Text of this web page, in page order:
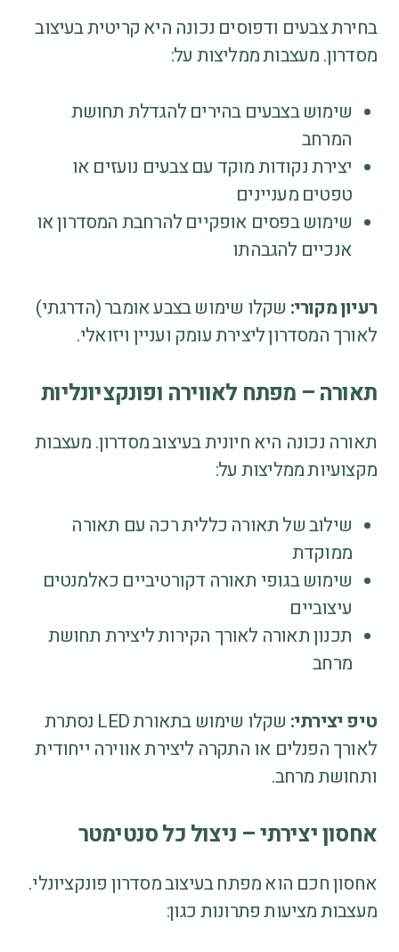
בחירת צבעים ודפוסים נכונה היא קריטית בעיצוב
מסדרון. מעצבות ממליצות על:
שימוש בצבעים בהירים להגדלת תחושת
המרחב
יצירת נקודות מוקד עם צבעים נועזים או
טפטים מעניינים
שימוש בפסים אופקיים להרחבת המסדרון או
אנכיים להגבהתו
רעיון מקורי: שקלו שימוש בצבע אומבר (הדרגתי)
לאורך המסדרון ליצירת עומק ועניין ויזואלי.
תאורה – מפתח לאווירה ופונקציונליות
תאורה נכונה היא חיונית בעיצוב מסדרון. מעצבות
מקצועיות ממליצות על:
שילוב של תאורה כללית רכה עם תאורה
ממוקדת
שימוש בגופי תאורה דקורטיביים כאלמנטים
עיצוביים
תכנון תאורה לאורך הקירות ליצירת תחושת
מרחב
טיפ יצירתי:
שקלו שימוש בתאורת LED נסתרת
לאורך הפנלים או התקרה ליצירת אווירה ייחודית
ותחושת מרחב.
אחסון יצירתי – ניצול כל סנטימטר
אחסון חכם הוא מפתח בעיצוב מסדרון פונקציונלי.
מעצבות מציעות פתרונות כגון: